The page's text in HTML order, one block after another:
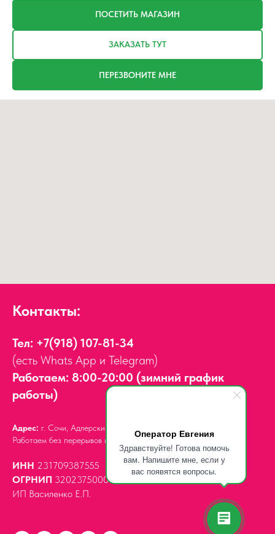
Оператор Евгения
Здравствуйте! Готова помочь
вам. Напишите мне, если у
вас появятся вопросы.
ПОСЕТИТЬ МАГАЗИН
ЗАКАЗАТЬ ТУТ
ПЕРЕЗВОНИТЕ МНЕ
Контакты:
Тел: +7(918) 107-81-34
(есть Whats App и Telegram)
Работаем: 8:00-20:00 (зимний график
работы)
Адрес: г. Сочи, Адлерский район,
Работаем без перерывов и выходных.
ИНН 231709387555
ОГРНИП 320237500061539
ИП Василенко Е.П.